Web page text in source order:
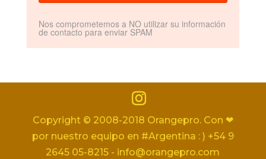
Nos comprometemos a NO utilizar su información
de contacto para enviar SPAM
Copyright © 2008-2018 Orangepro. Con ❤
por nuestro equipo en #Argentina : ) +54 9
2645 05-8215 - info@orangepro.com